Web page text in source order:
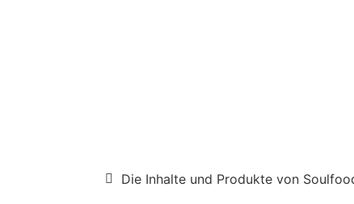
Die Inhalte und Produkte von